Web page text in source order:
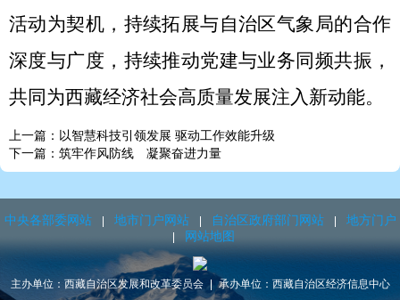
活动为契机，持续拓展与自治区气象局的合作
深度与广度，持续推动党建与业务同频共振，
共同为西藏经济社会高质量发展注入新动能。
上一篇：以智慧科技引领发展 驱动工作效能升级
下一篇：筑牢作风防线 凝聚奋进力量
中央各部委网站 地市门户网站 自治区政府部门网站
地方门户
网站地图
主办单位：西藏自治区发展和改革委员会 承办单位：西藏自治区经济信息中心